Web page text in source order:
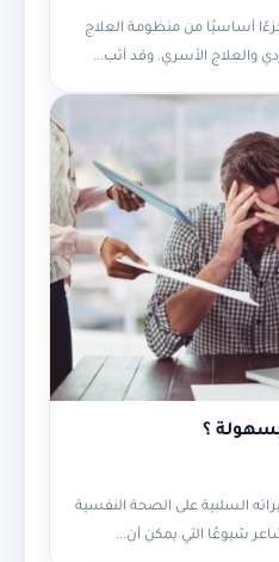
أساسيًا من منظومة العلاج
والعلاج الأسري. وقد أثب...
؟
السلبية على الصحة النفسية
شيوعًا التي يمكن أن...